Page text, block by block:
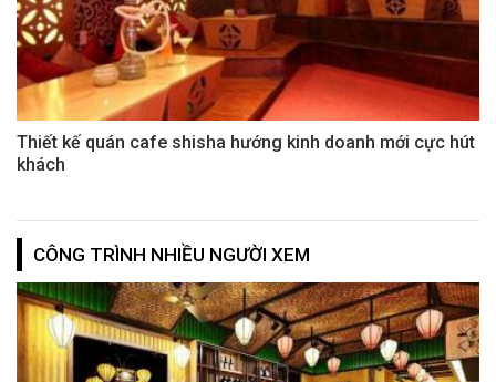
Thiết kế quán cafe shisha hướng kinh doanh mới cực hút
khách
CÔNG TRÌNH NHIỀU NGƯỜI XEM